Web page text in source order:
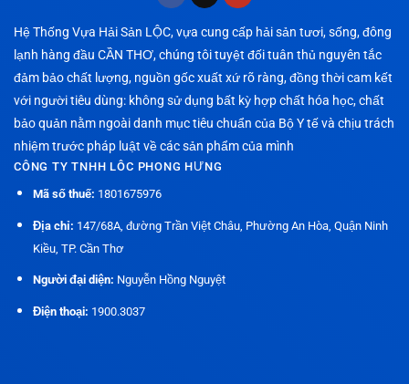
Hệ Thống Vựa Hải Sản LỘC, vựa cung cấp hải sản tươi, sống, đông
lạnh hàng đầu CẦN THƠ, chúng tôi tuyệt đối tuân thủ nguyên tắc
đảm bảo chất lượng, nguồn gốc xuất xứ rõ ràng, đồng thời cam kết
với người tiêu dùng: không sử dụng bất kỳ hợp chất hóa học, chất
bảo quản nằm ngoài danh mục tiêu chuẩn của Bộ Y tế và chịu trách
nhiệm trước pháp luật về các sản phẩm của mình
CÔNG TY TNHH LÔC PHONG HƯNG
Mã số thuế: 1801675976
Địa chỉ: 147/68A, đường Trần Việt Châu, Phường An Hòa, Quận Ninh
Kiều, TP. Cần Thơ
Người đại diện: Nguyễn Hồng Nguyệt
Điện thoại: 1900.3037